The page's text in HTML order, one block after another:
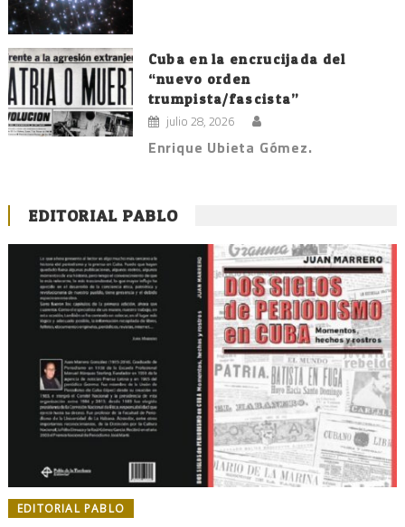
Cuba en la encrucijada del
“nuevo orden
trumpista/fascista”
julio 28, 2026
Enrique Ubieta Gómez.
EDITORIAL PABLO
EDITORIAL PABLO